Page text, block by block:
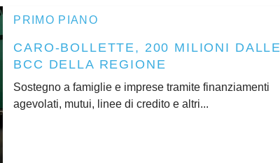
PRIMO PIANO
CARO-BOLLETTE, 200 MILIONI DALLE
BCC DELLA REGIONE
Sostegno a famiglie e imprese tramite finanziamenti
agevolati, mutui, linee di credito e altri...